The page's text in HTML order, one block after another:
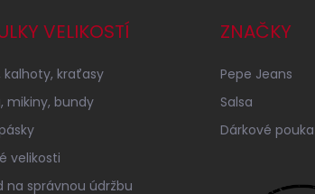
VELIKOSTÍ
kalhoty, kraťasy
mikiny, bundy
velikosti
na správnou údržbu
ZNAČKY
Pepe Jeans
Salsa
Dárkové